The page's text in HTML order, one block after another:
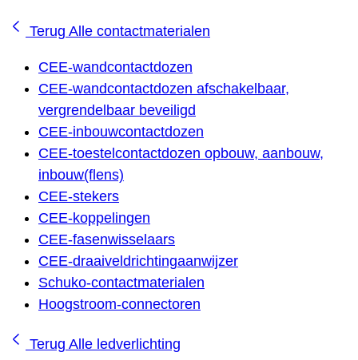
Terug Alle contactmaterialen
CEE-wandcontactdozen
CEE-wandcontactdozen afschakelbaar,
vergrendelbaar beveiligd
CEE-inbouwcontactdozen
CEE-toestelcontactdozen opbouw, aanbouw,
inbouw(flens)
CEE-stekers
CEE-koppelingen
CEE-fasenwisselaars
CEE-draaiveldrichtingaanwijzer
Schuko-contactmaterialen
Hoogstroom-connectoren
Terug Alle ledverlichting